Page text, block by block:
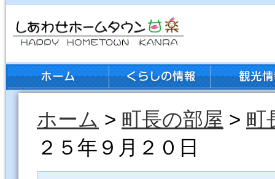
ホーム > 町長の部屋 > 町
２５年９月２０日